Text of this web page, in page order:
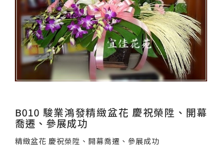
B010 駿業鴻發精緻盆花 慶祝榮陞、開幕
喬遷、參展成功
精緻盆花 慶祝榮陞、開幕喬遷、參展成功